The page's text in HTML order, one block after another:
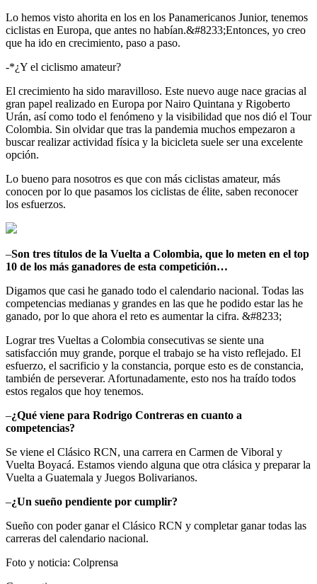
Lo hemos visto ahorita en los en los Panamericanos Junior, tenemos
ciclistas en Europa, que antes no habían.&#8233;Entonces, yo creo
que ha ido en crecimiento, paso a paso.
-*¿Y el ciclismo amateur?
El crecimiento ha sido maravilloso. Este nuevo auge nace gracias al
gran papel realizado en Europa por Nairo Quintana y Rigoberto
Urán, así como todo el fenómeno y la visibilidad que nos dió el Tour
Colombia. Sin olvidar que tras la pandemia muchos empezaron a
buscar realizar actividad física y la bicicleta suele ser una excelente
opción.
Lo bueno para nosotros es que con más ciclistas amateur, más
conocen por lo que pasamos los ciclistas de élite, saben reconocer
los esfuerzos.
–Son tres títulos de la Vuelta a Colombia, que lo meten en el top
10 de los más ganadores de esta competición…
Digamos que casi he ganado todo el calendario nacional. Todas las
competencias medianas y grandes en las que he podido estar las he
ganado, por lo que ahora el reto es aumentar la cifra. &#8233;
Lograr tres Vueltas a Colombia consecutivas se siente una
satisfacción muy grande, porque el trabajo se ha visto reflejado. El
esfuerzo, el sacrificio y la constancia, porque esto es de constancia,
también de perseverar. Afortunadamente, esto nos ha traído todos
estos regalos que hoy tenemos.
–¿Qué viene para Rodrigo Contreras en cuanto a
competencias?
Se viene el Clásico RCN, una carrera en Carmen de Viboral y
Vuelta Boyacá. Estamos viendo alguna que otra clásica y preparar la
Vuelta a Guatemala y Juegos Bolivarianos.
–¿Un sueño pendiente por cumplir?
Sueño con poder ganar el Clásico RCN y completar ganar todas las
carreras del calendario nacional.
Foto y noticia: Colprensa